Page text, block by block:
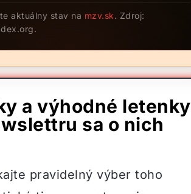
aktuálny stav na mzv.sk. Zdroj:
a výhodné letenky
sa o nich
pravidelný výber toho